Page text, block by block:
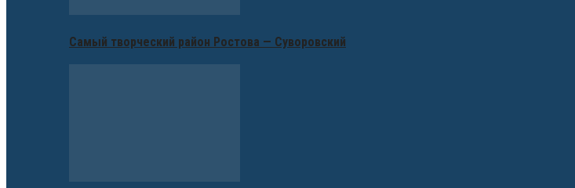
Самый творческий район Ростова — Суворовский